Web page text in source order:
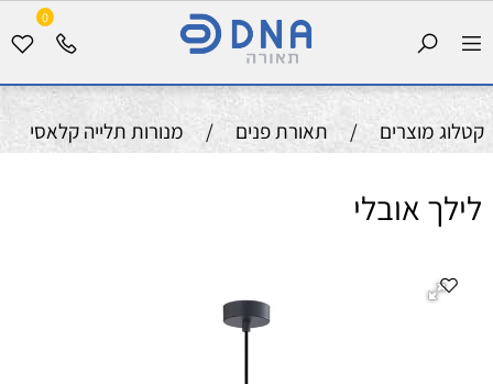
0
קטלוג מוצרים / תאורת פנים / מנורות תלייה קלאסי
לילך אובלי